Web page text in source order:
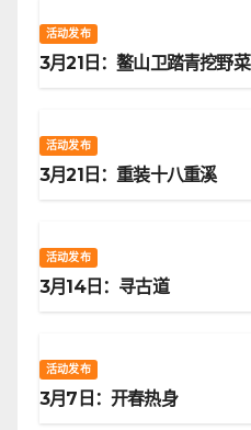
活动发布
3月21日：鳌山卫踏青挖野菜
活动发布
3月21日：重装十八重溪
活动发布
3月14日：寻古道
活动发布
3月7日：开春热身